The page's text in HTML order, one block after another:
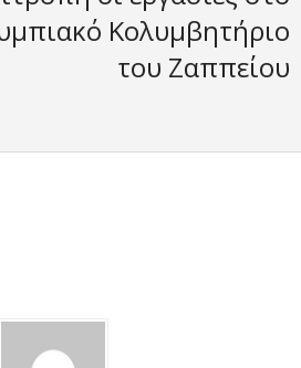
Κολυμβητήριο
του Ζαππείου